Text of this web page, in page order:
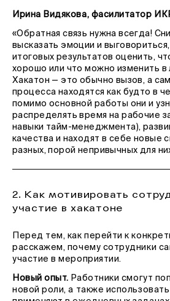
Ирина Видякова, фасилитатор
«Обратная связь нужна всегда!
высказать эмоции и
итоговых результатов оценить,
хорошо или что можно изменить в
Хакатон — это обычно вызов, а
процесса находятся как будто в
помимо основной работы они и
распределять время на рабочие
навыки тайм-менеджмента),
качества и находят в себе новые
разных, порой непривычных для
2. Как мотивировать
участие в хакатоне
Перед тем, как перейти к
расскажем, почему сотрудники
участие в мероприятии.
Новый опыт. Работники смогут
новой роли, а также